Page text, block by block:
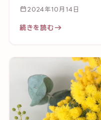
2024年10月14日
続きを読む